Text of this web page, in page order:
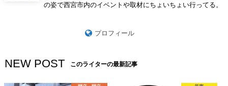
の姿で西宮市内のイベントや取材にちょいちょい行ってる。
プロフィール
NEW POST このライターの最新記事